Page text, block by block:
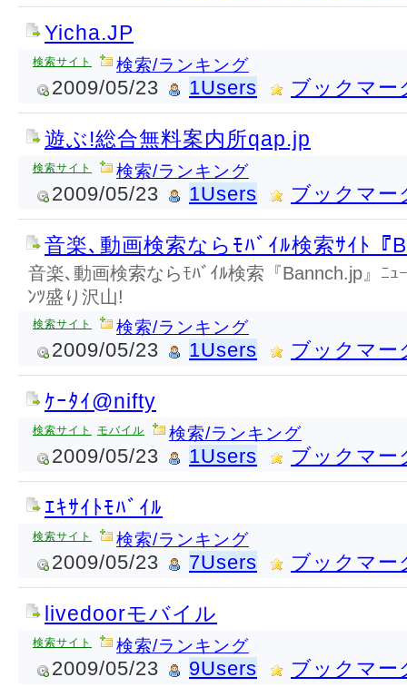
Yicha.JP
検索サイト 検索/ランキング
2009/05/23 1Users ブックマー
遊ぶ!総合無料案内所qap.jp
検索サイト 検索/ランキング
2009/05/23 1Users ブックマー
音楽､動画検索ならﾓﾊﾞｲﾙ検索ｻｲﾄ『
音楽､動画検索ならﾓﾊﾞｲﾙ検索『Bannch.jp』ﾆｭ
ﾝﾂ盛り沢山!
検索サイト 検索/ランキング
2009/05/23 1Users ブックマー
ｹｰﾀｲ@nifty
検索サイト モバイル 検索/ランキング
2009/05/23 1Users ブックマー
ｴｷｻｲﾄﾓﾊﾞｲﾙ
検索サイト 検索/ランキング
2009/05/23 7Users ブックマー
livedoorモバイル
検索サイト 検索/ランキング
2009/05/23 9Users ブックマー